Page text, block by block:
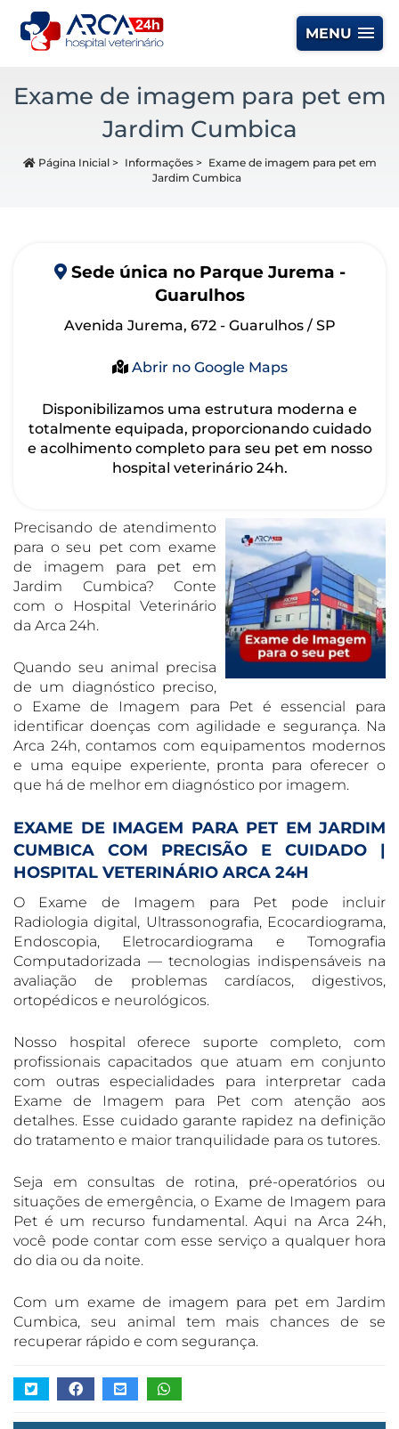
MENU
Exame de imagem para pet em
Jardim Cumbica
Página Inicial> Informações> Exame de imagem para pet em
Jardim Cumbica
Sede única no Parque Jurema -
Guarulhos
Avenida Jurema, 672 - Guarulhos / SP
Abrir no Google Maps
Disponibilizamos uma estrutura moderna e
totalmente equipada, proporcionando cuidado
e acolhimento completo para seu pet em nosso
hospital veterinário 24h.
Precisando de atendimento
para o seu pet com exame
de imagem para pet em
Jardim Cumbica? Conte
com o Hospital Veterinário
da Arca 24h.
Quando seu animal precisa
de um diagnóstico preciso,
o Exame de Imagem para Pet é essencial para
identificar doenças com agilidade e segurança. Na
Arca 24h, contamos com equipamentos modernos
e uma equipe experiente, pronta para oferecer o
que há de melhor em diagnóstico por imagem.
EXAME DE IMAGEM PARA PET EM JARDIM
CUMBICA COM PRECISÃO E CUIDADO |
HOSPITAL VETERINÁRIO ARCA 24H
O Exame de Imagem para Pet pode incluir
Radiologia digital, Ultrassonografia, Ecocardiograma,
Endoscopia, Eletrocardiograma e Tomografia
Computadorizada — tecnologias indispensáveis na
avaliação de problemas cardíacos, digestivos,
ortopédicos e neurológicos.
Nosso hospital oferece suporte completo, com
profissionais capacitados que atuam em conjunto
com outras especialidades para interpretar cada
Exame de Imagem para Pet com atenção aos
detalhes. Esse cuidado garante rapidez na definição
do tratamento e maior tranquilidade para os tutores.
Seja em consultas de rotina, pré-operatórios ou
situações de emergência, o Exame de Imagem para
Pet é um recurso fundamental. Aqui na Arca 24h,
você pode contar com esse serviço a qualquer hora
do dia ou da noite.
Com um exame de imagem para pet em Jardim
Cumbica, seu animal tem mais chances de se
recuperar rápido e com segurança.